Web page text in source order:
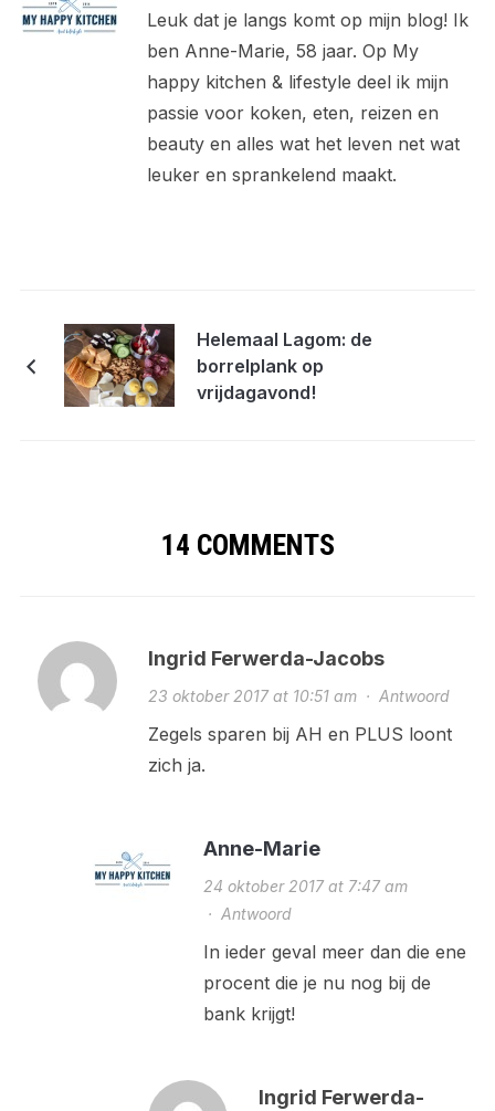
Leuk dat je langs komt op mijn blog! Ik
ben Anne-Marie, 58 jaar. Op My
happy kitchen & lifestyle deel ik mijn
passie voor koken, eten, reizen en
beauty en alles wat het leven net wat
leuker en sprankelend maakt.
Helemaal Lagom: de
borrelplank op
vrijdagavond!
14 COMMENTS
Ingrid Ferwerda-Jacobs
23 oktober 2017 at 10:51 am· Antwoord
Zegels sparen bij AH en PLUS loont
zich ja.
Anne-Marie
24 oktober 2017 at 7:47 am
· Antwoord
In ieder geval meer dan die ene
procent die je nu nog bij de
bank krijgt!
Ingrid Ferwerda-